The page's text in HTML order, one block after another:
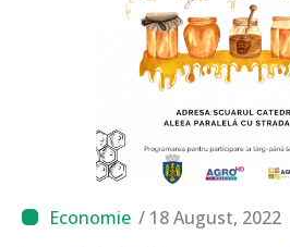
/ 18 August, 2022